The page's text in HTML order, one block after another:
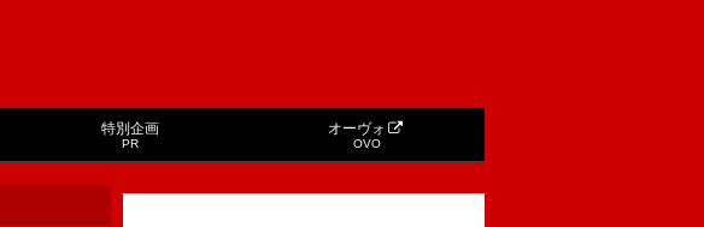
特別企画
PR
オーヴォ
OVO